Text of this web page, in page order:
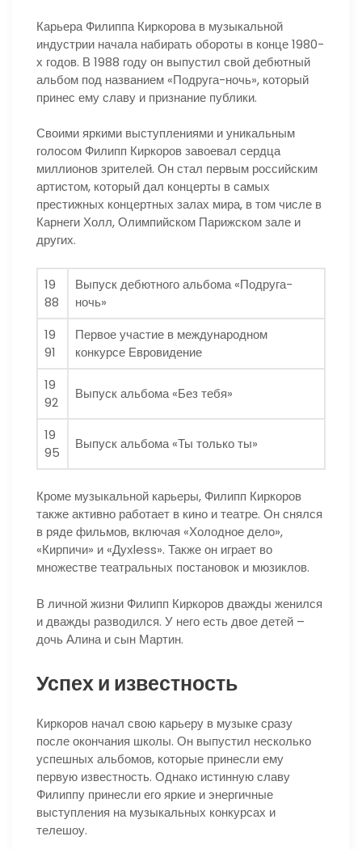
Карьера Филиппа Киркорова в музыкальной
индустрии начала набирать обороты в конце 1980-
х годов. В 1988 году он выпустил свой дебютный
альбом под названием «Подруга-ночь», который
принес ему славу и признание публики.
Своими яркими выступлениями и уникальным
голосом Филипп Киркоров завоевал сердца
миллионов зрителей. Он стал первым российским
артистом, который дал концерты в самых
престижных концертных залах мира, в том числе в
Карнеги Холл, Олимпийском Парижском зале и
других.
19
88
Выпуск дебютного альбома «Подруга-
ночь»
19
91
Первое участие в международном
конкурсе Евровидение
19
92
Выпуск альбома «Без тебя»
19
95
Выпуск альбома «Ты только ты»
Кроме музыкальной карьеры, Филипп Киркоров
также активно работает в кино и театре. Он снялся
в ряде фильмов, включая «Холодное дело»,
«Кирпичи» и «Духless». Также он играет во
множестве театральных постановок и мюзиклов.
В личной жизни Филипп Киркоров дважды женился
и дважды разводился. У него есть двое детей –
дочь Алина и сын Мартин.
Успех и известность
Киркоров начал свою карьеру в музыке сразу
после окончания школы. Он выпустил несколько
успешных альбомов, которые принесли ему
первую известность. Однако истинную славу
Филиппу принесли его яркие и энергичные
выступления на музыкальных конкурсах и
телешоу.